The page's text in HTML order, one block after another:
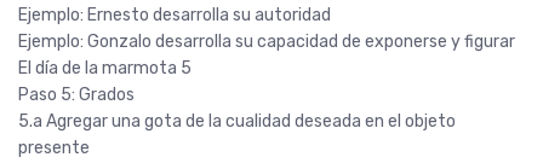
Ejemplo: Ernesto desarrolla su autoridad
Ejemplo: Gonzalo desarrolla su capacidad de exponerse y figurar
El día de la marmota 5
Paso 5: Grados
5.a Agregar una gota de la cualidad deseada en el objeto
presente